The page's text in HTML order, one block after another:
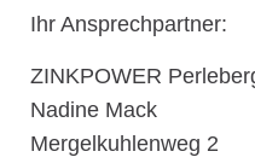
Ihr Ansprechpartner:
ZINKPOWER
Nadine Mack
Mergelkuhlenweg 2